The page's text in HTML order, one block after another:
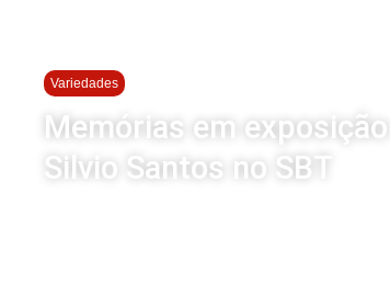
Variedades
Memórias em
Silvio Santos no SBT